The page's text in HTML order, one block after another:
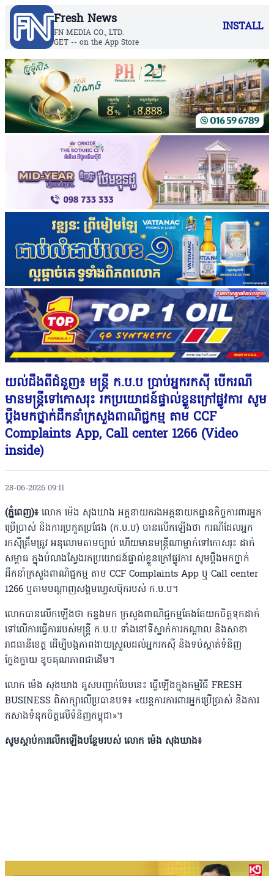
Fresh News
FN MEDIA CO., LTD.
GET -- on the App Store
INSTALL
យល់ដឹងពីជំនួញ៖ មន្រ្តី ក.ប.ប ប្រាប់​អ្នករកស៊ី បើករណី
មានមន្រ្តីទៅកោសរុះ រកប្រយោជន៍ផ្ទាល់ខ្លួនក្រៅផ្លូវការ សូម
ប្តឹងមកថ្នាក់ដឹកនាំក្រសួងពាណិជ្ជកម្ម តាម CCF
Complaints App, Call center 1266​ (Video
inside)
28-06-2026 09:11
(ភ្នំពេញ)៖ ​លោក ម៉េង សុងឃាង អគ្គនាយករងអគ្គនាយកដ្ឋានកិច្ចការពារអ្នក
ប្រើប្រាស់ និងការប្រកួតប្រជែង (ក.ប.ប) ​បានលើកឡើងថា ករណីដែលអ្នក
រកស៊ីត្រឹមត្រូវ អនុលោមតាមច្បាប់ ហើយមានមន្រ្តីណាម្នាក់​ទៅកោសរុះ ដាក់
សម្ពាធ ក្នុងបំណងស្វែងរកប្រយោជន៍ផ្ទាល់ខ្លួនក្រៅផ្លូវការ សូមប្តឹងមកថ្នាក់
ដឹកនាំក្រសួងពាណិជ្ជកម្ម តាម CCF Complaints App​ ឬ Call center
1266​ ឬតាមបណ្តាញសង្គមហ្វេសប៊ុករបស់ ក.ប.ប។
លោកបានលើកឡើងថា កន្លងមក ក្រសួងពាណិជ្ជកម្មតែងតែយកចិត្តទុកដាក់
ទៅលើការធ្វើការរបស់មន្រ្តី ក.ប.ប ទាំងនៅទីស្នាក់ការកណ្តាល និងសាខា
រាជធានីខេត្ត ដើម្បីបង្កភាពងាយស្រួលដល់អ្នករកស៊ី និងទប់ស្កាត់ទំនិញ
ក្លែងក្លាយ ខូចគុណភាពជាដើម។
លោក ម៉េង សុងឃាង គូសបញ្ជាក់បែបនេះ ធ្វើឡើងក្នុងកម្មវិធី FRESH
BUSINESS​ ពិភាក្សាលើប្រធានបទ៖ «យន្តការការពារអ្នកប្រើប្រាស់ និងការ
កសាងទំនុកចិត្តលើទំនិញកម្ពុជា»។
សូមស្តាប់ការលើកឡើងបន្ថែមរបស់ លោក ម៉េង សុងឃាង៖